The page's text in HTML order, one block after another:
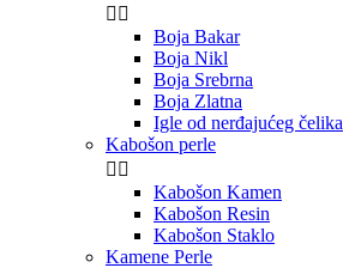
 
Boja Bakar
Boja Nikl
Boja Srebrna
Boja Zlatna
Igle od nerđajućeg čelika
Kabošon perle
 
Kabošon Kamen
Kabošon Resin
Kabošon Staklo
Kamene Perle